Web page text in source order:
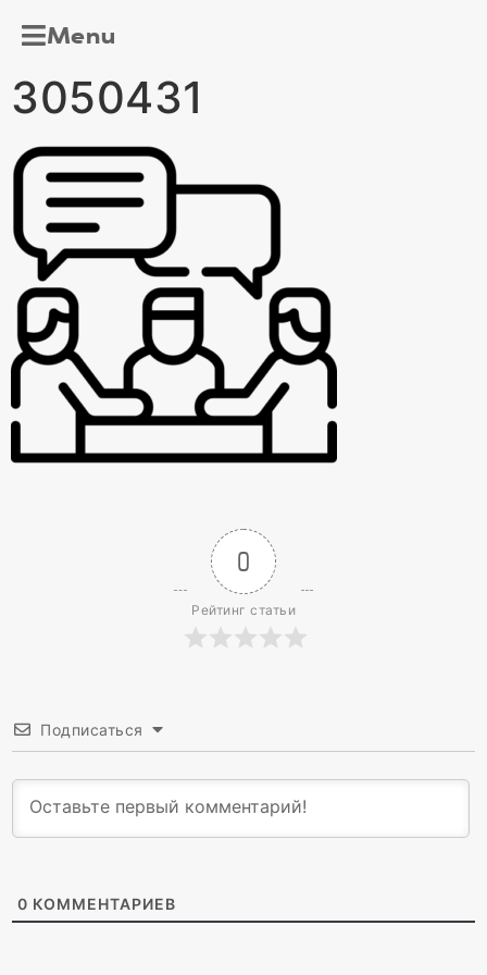
Menu
3050431
0
Рейтинг статьи
Подписаться
0 КОММЕНТАРИЕВ